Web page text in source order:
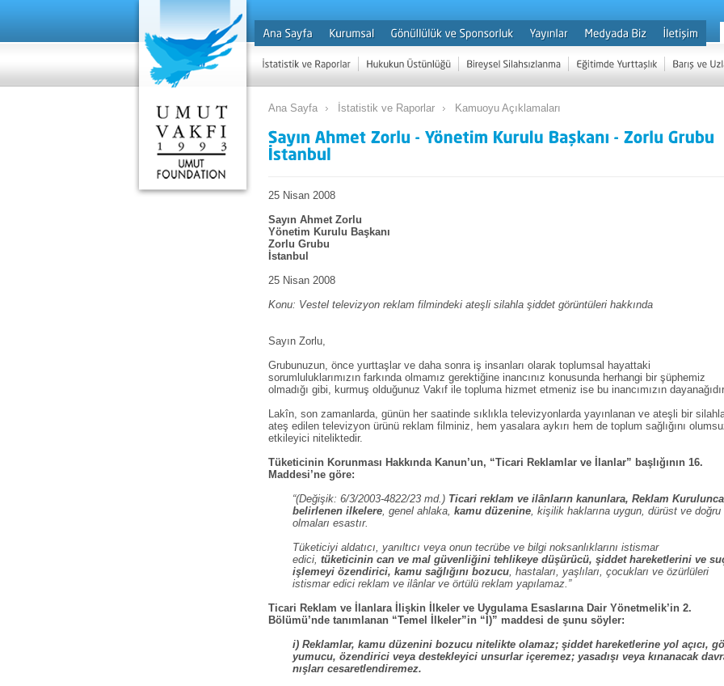
Ana Sayfa İstatistik ve Raporlar Kamuoyu Açıklamaları
25 Nisan 2008
Sayın Ahmet Zorlu
Yönetim Kurulu Başkanı
Zorlu Grubu
İstanbul
25 Nisan 2008
Konu: Vestel televizyon reklam filmindeki ateşli silahla şiddet görüntüleri hakkında
Sayın Zorlu,
Grubunuzun, önce yurttaşlar ve daha sonra iş insanları olarak toplumsal hayattaki
sorumluluklarımızın farkında olmamız gerektiğine inancınız konusunda herhangi bir şüphemiz
olmadığı gibi, kurmuş olduğunuz Vakıf ile topluma hizmet etmeniz ise bu inancımızın
Lakîn, son zamanlarda, günün her saatinde sıklıkla televizyonlarda yayınlanan ve ateşli bir
ateş edilen televizyon ürünü reklam filminiz, hem yasalara aykırı hem de toplum sağlığını
etkileyici niteliktedir.
Tüketicinin Korunması Hakkında Kanun’un, “Ticari Reklamlar ve İlanlar” başlığının 16.
Maddesi’ne göre:
“(Değişik: 6/3/2003-4822/23 md.) Ticari reklam ve ilânların kanunlara, Reklam Kurulunca
belirlenen ilkelere, genel ahlaka, kamu düzenine, kişilik haklarına uygun, dürüst ve doğru
olmaları esastır.
Tüketiciyi aldatıcı, yanıltıcı veya onun tecrübe ve bilgi noksanlıklarını istismar
edici, tüketicinin can ve mal güvenliğini tehlikeye düşürücü, şiddet hareketlerini ve
işlemeyi özendirici, kamu sağlığını bozucu, hastaları, yaşlıları, çocukları ve özürlüleri
istismar edici reklam ve ilânlar ve örtülü reklam yapılamaz.”
Ticari Reklam ve İlanlara İlişkin İlkeler ve Uygulama Esaslarına Dair Yönetmelik’in 2.
Bölümü’nde tanımlanan “Temel İlkeler”in “İ)” maddesi de şunu söyler:
i) Reklamlar, kamu düzenini bozucu nitelikte olamaz; şiddet hareketlerine yol açıcı,
yumucu, özendirici veya destekleyici unsurlar içeremez; yasadışı veya kınanacak
nışları cesaretlendiremez.